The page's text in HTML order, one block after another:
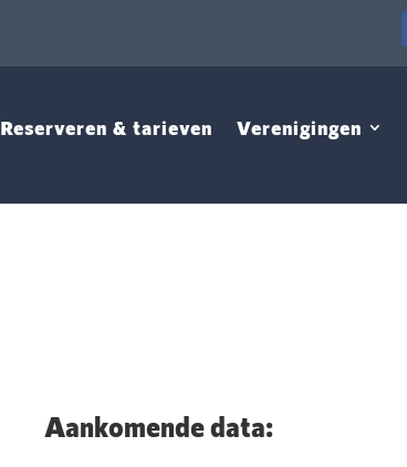
Reserveren & tarieven Verenigingen
Aankomende data: